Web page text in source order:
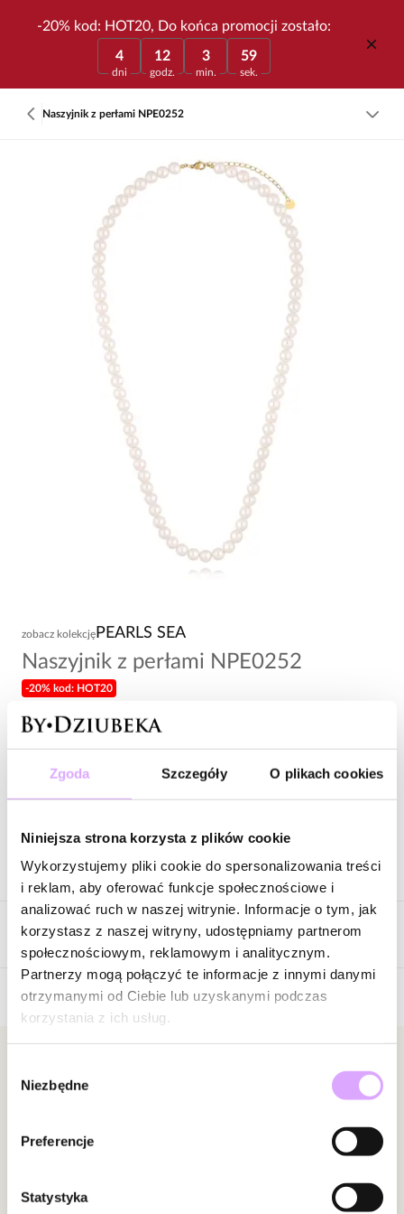
Zgoda Szczegóły O plikach cookies
Niniejsza strona korzysta z plików cookie
Wykorzystujemy pliki cookie do spersonalizowania treści
i reklam, aby oferować funkcje społecznościowe i
analizować ruch w naszej witrynie. Informacje o tym, jak
korzystasz z naszej witryny, udostępniamy partnerom
społecznościowym, reklamowym i analitycznym.
Partnerzy mogą połączyć te informacje z innymi danymi
otrzymanymi od Ciebie lub uzyskanymi podczas
korzystania z ich usług.
zgody
Niezbędne
Preferencje
Statystyka
-20% kod: HOT20, Do końca promocji zostało:
4
dni
12
godz.
3
min.
59
sek.
Naszyjnik z perłami NPE0252
zobacz kolekcję PEARLS SEA
Naszyjnik z perłami NPE0252
-20% kod: HOT20
89,00 zł
Zapytaj o produkt
Opis produktu
Surowiec: stal szlachetna.
Kolor surowca: złoty.
Elementy: szklane perły.
Wielkość pereł: 0,80 cm.
Długość naszyjnika: 60 cm + 6 cm łańcuszek wydłużający.
Rodzaj zapięcia: karabińczyk.
Opinie
Brak opinii
Jeszcze nikt nie ocenił tego produktu.
produkcie!
W naszej witrynie opinie mogą dodawać tylko